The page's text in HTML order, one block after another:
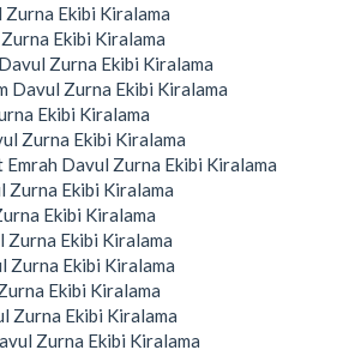
Ekibi Kiralama
Ekibi Kiralama
Zurna Ekibi Kiralama
Davul Zurna Ekibi Kiralama
Ekibi Kiralama
Zurna Ekibi Kiralama
Davul Zurna Ekibi Kiralama
Zurna Ekibi Kiralama
Ekibi Kiralama
Zurna Ekibi Kiralama
Zurna Ekibi Kiralama
Ekibi Kiralama
Zurna Ekibi Kiralama
Zurna Ekibi Kiralama